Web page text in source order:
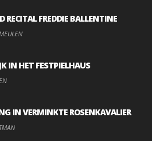
RECITAL FREDDIE BALLENTINE
IN HET FESTPIELHAUS
IN VERMINKTE ROSENKAVALIER